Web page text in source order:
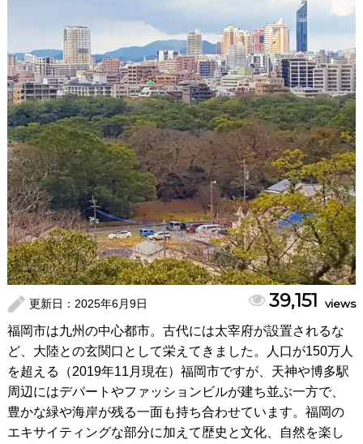
更新日： 2025年6月9日 39,151 views
福岡市は九州の中心都市。古代には太宰府が設置されるな
ど、大陸との玄関口として栄えてきました。人口が150万人
を超える（2019年11月現在）福岡市ですが、天神や博多駅
周辺にはデパートやファッションビルが建ち並ぶ一方で、
豊かな緑や海岸が残る一面も持ち合わせています。福岡の
エキサイティングな部分に加えて歴史と文化、自然を楽し